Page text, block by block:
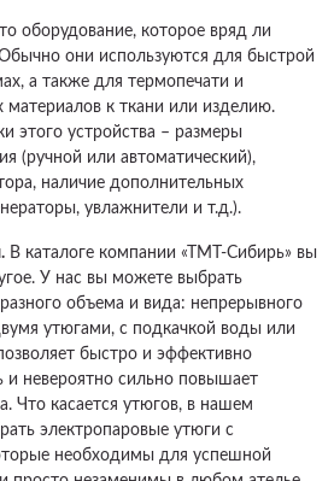
оборудование, которое вряд ли
они используются для быстрой
а также для термопечати и
материалов к ткани или изделию.
этого устройства – размеры
(ручной или автоматический),
наличие дополнительных
увлажнители и т.д.).
В каталоге компании «ТМТ-Сибирь» вы
У нас вы можете выбрать
объема и вида: непрерывного
утюгами, с подкачкой воды или
быстро и эффективно
и невероятно сильно повышает
Что касается утюгов, в нашем
электропаровые утюги с
необходимы для успешной